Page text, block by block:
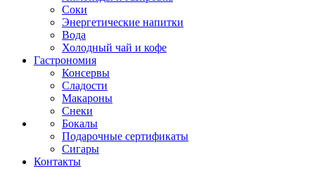
Соки
Энергетические напитки
Вода
Холодный чай и кофе
Гастрономия
Консервы
Сладости
Макароны
Снеки
Бокалы
Подарочные сертификаты
Сигары
Контакты